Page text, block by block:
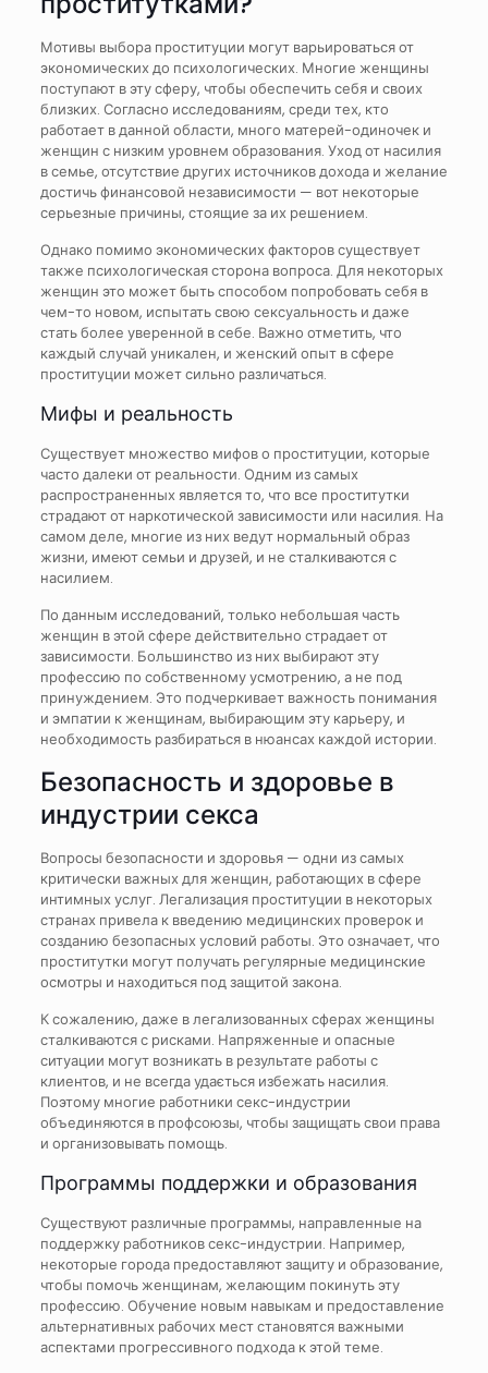
Мотивы выбора проституции могут варьироваться от
экономических до психологических. Многие женщины
поступают в эту сферу, чтобы обеспечить себя и своих
близких. Согласно исследованиям, среди тех, кто
работает в данной области, много матерей-одиночек и
женщин с низким уровнем образования. Уход от насилия
в семье, отсутствие других источников дохода и желание
достичь финансовой независимости — вот некоторые
серьезные причины, стоящие за их решением.
Однако помимо экономических факторов существует
также психологическая сторона вопроса. Для некоторых
женщин это может быть способом попробовать себя в
чем-то новом, испытать свою сексуальность и даже
стать более уверенной в себе. Важно отметить, что
каждый случай уникален, и женский опыт в сфере
проституции может сильно различаться.
Мифы и реальность
Существует множество мифов о проституции, которые
часто далеки от реальности. Одним из самых
распространенных является то, что все проститутки
страдают от наркотической зависимости или насилия. На
самом деле, многие из них ведут нормальный образ
жизни, имеют семьи и друзей, и не сталкиваются с
насилием.
По данным исследований, только небольшая часть
женщин в этой сфере действительно страдает от
зависимости. Большинство из них выбирают эту
профессию по собственному усмотрению, а не под
принуждением. Это подчеркивает важность понимания
и эмпатии к женщинам, выбирающим эту карьеру, и
необходимость разбираться в нюансах каждой истории.
Безопасность и здоровье в
индустрии секса
Вопросы безопасности и здоровья — одни из самых
критически важных для женщин, работающих в сфере
интимных услуг. Легализация проституции в некоторых
странах привела к введению медицинских проверок и
созданию безопасных условий работы. Это означает, что
проститутки могут получать регулярные медицинские
осмотры и находиться под защитой закона.
К сожалению, даже в легализованных сферах женщины
сталкиваются с рисками. Напряженные и опасные
ситуации могут возникать в результате работы с
клиентов, и не всегда удається избежать насилия.
Поэтому многие работники секс-индустрии
объединяются в профсоюзы, чтобы защищать свои права
и организовывать помощь.
Программы поддержки и образования
Существуют различные программы, направленные на
поддержку работников секс-индустрии. Например,
некоторые города предоставляют защиту и образование,
чтобы помочь женщинам, желающим покинуть эту
профессию. Обучение новым навыкам и предоставление
альтернативных рабочих мест становятся важными
аспектами прогрессивного подхода к этой теме.